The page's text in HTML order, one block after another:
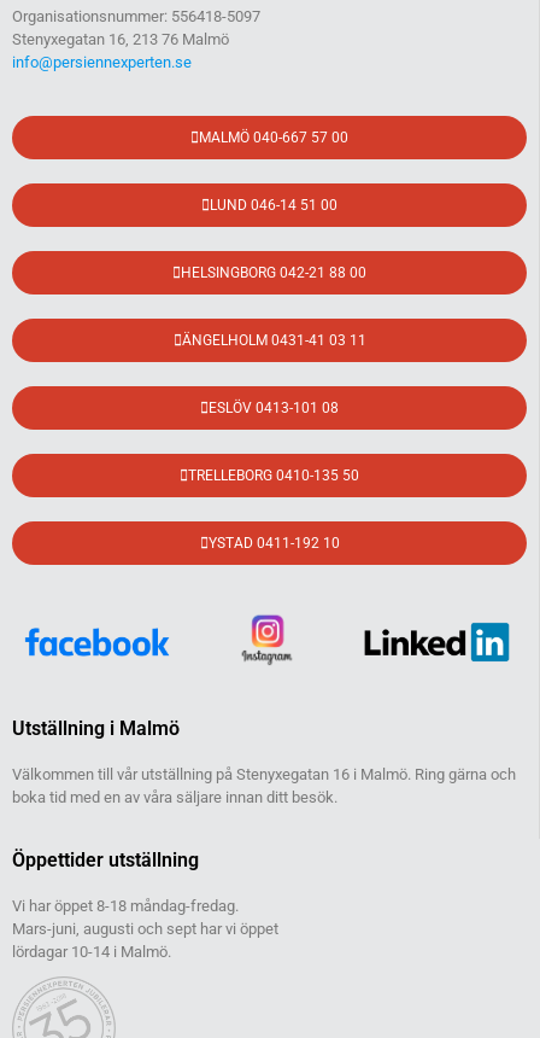
Organisationsnummer: 556418-5097
Stenyxegatan 16, 213 76 Malmö
info@persiennexperten.se
MALMÖ 040-667 57 00
LUND 046-14 51 00
HELSINGBORG 042-21 88 00
ÄNGELHOLM 0431-41 03 11
ESLÖV 0413-101 08
TRELLEBORG 0410-135 50
YSTAD 0411-192 10
Utställning i Malmö
Välkommen till vår utställning på Stenyxegatan 16 i Malmö. Ring gärna och
boka tid med en av våra säljare innan ditt besök.
Öppettider utställning
Vi har öppet 8-18 måndag-fredag.
Mars-juni, augusti och sept har vi öppet
lördagar 10-14 i Malmö.